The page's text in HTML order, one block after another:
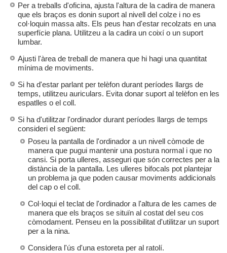
Per a treballs d'oficina, ajusta l'altura de la cadira de manera
que els braços es donin suport al nivell del colze i no es
col·loquin massa alts. Els peus han d'estar recolzats en una
superfície plana. Utilitzeu a la cadira un coixí o un suport
lumbar.
Ajusti l'àrea de treball de manera que hi hagi una quantitat
mínima de moviments.
Si ha d'estar parlant per telèfon durant períodes llargs de
temps, utilitzeu auriculars. Evita donar suport al telèfon en les
espatlles o el coll.
Si ha d'utilitzar l'ordinador durant períodes llargs de temps
consideri el següent:
Poseu la pantalla de l'ordinador a un nivell còmode de
manera que pugui mantenir una postura normal i que no
cansi. Si porta ulleres, asseguri que són correctes per a la
distància de la pantalla. Les ulleres bifocals pot plantejar
un problema ja que poden causar moviments addicionals
del cap o el coll.
Col·loqui el teclat de l'ordinador a l'altura de les cames de
manera que els braços se situïn al costat del seu cos
còmodament. Penseu en la possibilitat d'utilitzar un suport
per a la nina.
Considera l'ús d'una estoreta per al ratolí.